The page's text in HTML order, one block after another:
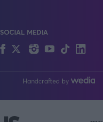
SOCIAL MEDIA
FacebookTwitterInstagram
YouTubeTikTok
Handcrafted by